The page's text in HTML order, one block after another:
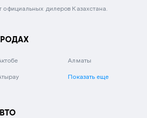
официальных дилеров Казахстана.
Алматы
Показать еще